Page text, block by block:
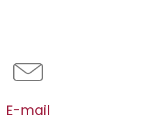
E-mail